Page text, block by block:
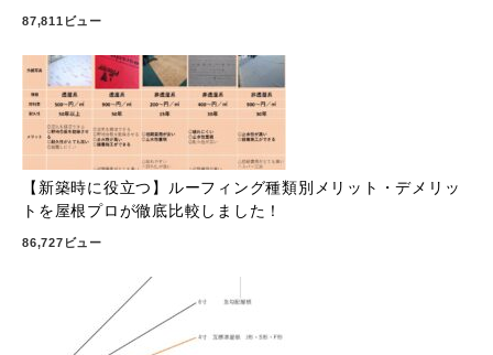
87,811ビュー
【新築時に役立つ】ルーフィング種類別メリット・デメリッ
トを屋根プロが徹底比較しました！
86,727ビュー